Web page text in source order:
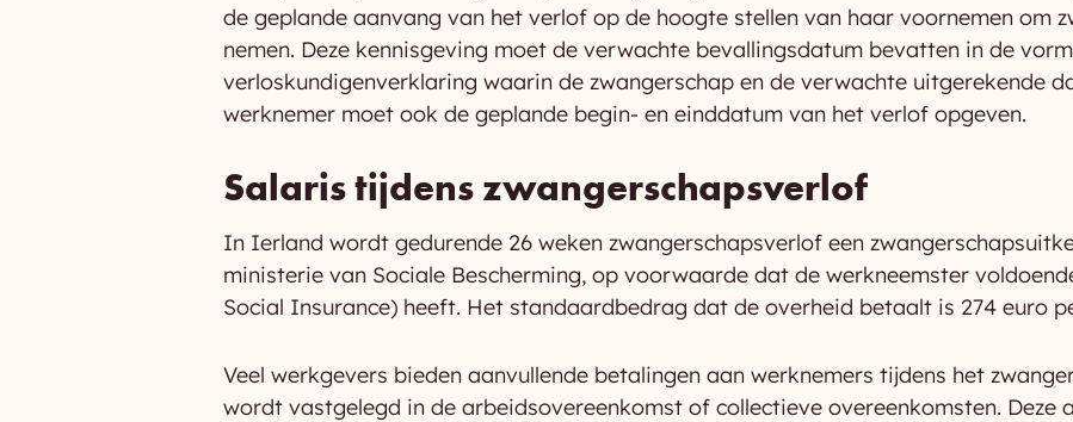
de geplande aanvang van het verlof op de hoogte stellen van haar voornemen om
nemen. Deze kennisgeving moet de verwachte bevallingsdatum bevatten in de
verloskundigenverklaring waarin de zwangerschap en de verwachte uitgerekende
werknemer moet ook de geplande begin- en einddatum van het verlof opgeven.
Salaris tijdens zwangerschapsverlof
In Ierland wordt gedurende 26 weken zwangerschapsverlof een
ministerie van Sociale Bescherming, op voorwaarde dat de werkneemster
Social Insurance) heeft. Het standaardbedrag dat de overheid betaalt is 274 euro
Veel werkgevers bieden aanvullende betalingen aan werknemers tijdens het
wordt vastgelegd in de arbeidsovereenkomst of collectieve overeenkomsten. Deze